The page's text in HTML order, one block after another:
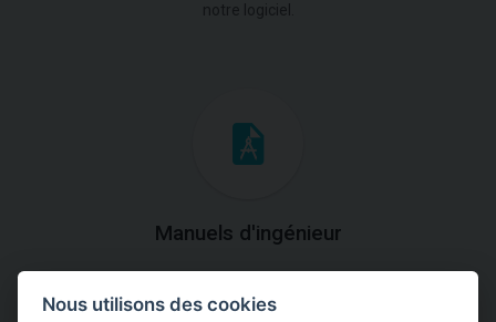
notre logiciel.
Manuels d'ingénieur
théoriques et pratiques du fonctionnement des
Nous utilisons des cookies